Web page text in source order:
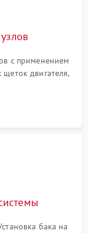
с применением
двигателя,
бака на